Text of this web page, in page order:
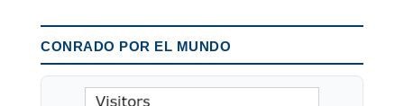
CONRADO POR EL MUNDO